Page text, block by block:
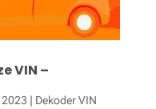
VIN –
| Dekoder VIN